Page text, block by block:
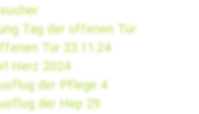
Tag der offenen Tür
Tür 23.11.24
Herz 2024
der Pflege 4
der Hep 29